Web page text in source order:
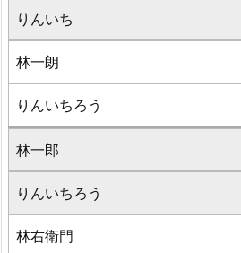
りんいち
林一朗
りんいちろう
林一郎
りんいちろう
林右衛門